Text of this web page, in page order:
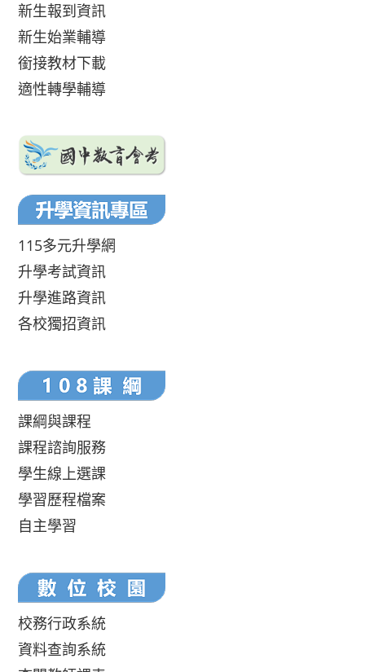
新生報到資訊
新生始業輔導
銜接教材下載
適性轉學輔導
115多元升學網
升學考試資訊
升學進路資訊
各校獨招資訊
課綱與課程
課程諮詢服務
學生線上選課
學習歷程檔案
自主學習
校務行政系統
資料查詢系統